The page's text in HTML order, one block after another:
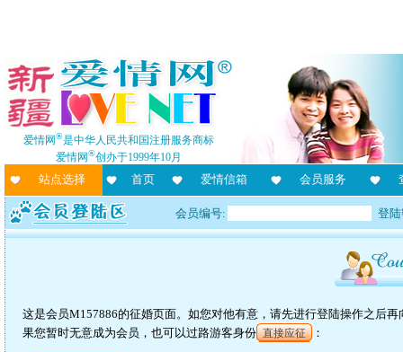
爱情网®是中华人民共和国注册服务商标
爱情网®创办于1999年10月
站点选择 首页 爱情信箱 会员服务
会员编号: 登
这是会员M157886的征婚页面。如您对他有意，请先进行登陆操作之后
果您暂时无意成为会员，也可以过路游客身份 直接应征 ：